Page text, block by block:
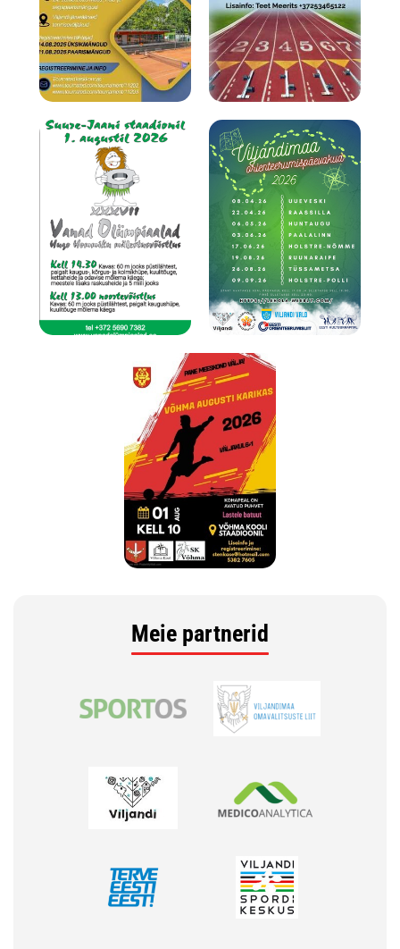
Meie partnerid